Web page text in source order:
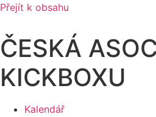
Přejít k obsahu
ČESKÁ
KICKBOXU
Kalendář